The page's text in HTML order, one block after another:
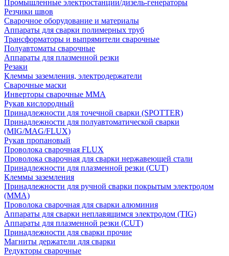
Промышленные электростанции/дизель-генераторы
Резчики швов
Сварочное оборудование и материалы
Аппараты для сварки полимерных труб
Трансформаторы и выпрямители сварочные
Полуавтоматы сварочные
Аппараты для плазменной резки
Резаки
Клеммы заземления, электродержатели
Сварочные маски
Инверторы сварочные ММА
Рукав кислородный
Принадлежности для точечной сварки (SPOTTER)
Принадлежности для полуавтоматической сварки
(MIG/MAG/FLUX)
Рукав пропановый
Проволока сварочная FLUX
Проволока сварочная для сварки нержавеющей стали
Принадлежности для плазменной резки (CUT)
Клеммы заземления
Принадлежности для ручной сварки покрытым электродом
(MMA)
Проволока сварочная для сварки алюминия
Аппараты для сварки неплавящимся электродом (TIG)
Аппараты для плазменной резки (CUT)
Принадлежности для сварки прочие
Магниты держатели для сварки
Редукторы сварочные